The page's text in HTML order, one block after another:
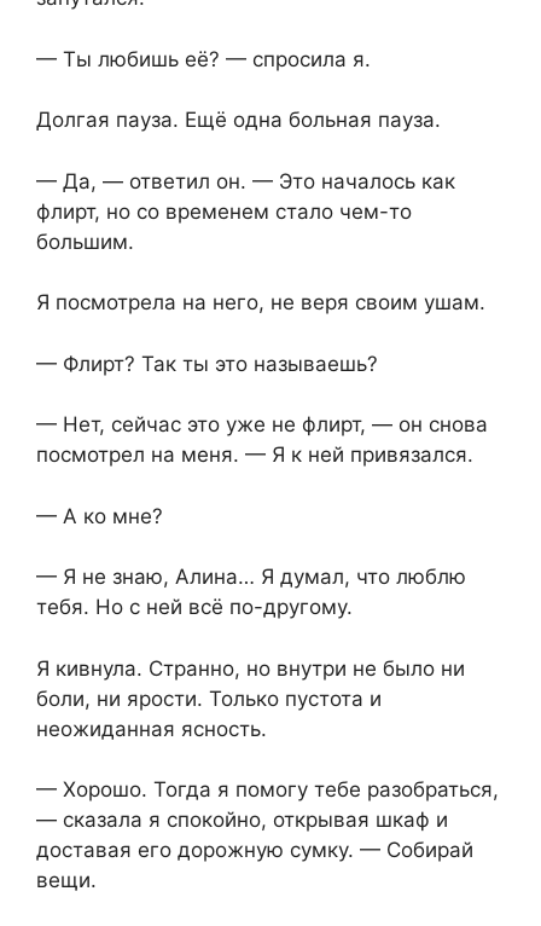
— Ты любишь её? — спросила я.
Долгая пауза. Ещё одна больная пауза.
— Да, — ответил он. — Это началось как
флирт, но со временем стало чем-то
большим.
Я посмотрела на него, не веря своим ушам.
— Флирт? Так ты это называешь?
— Нет, сейчас это уже не флирт, — он снова
посмотрел на меня. — Я к ней привязался.
— А ко мне?
— Я не знаю, Алина… Я думал, что люблю
тебя. Но с ней всё по-другому.
Я кивнула. Странно, но внутри не было ни
боли, ни ярости. Только пустота и
неожиданная ясность.
— Хорошо. Тогда я помогу тебе разобраться,
— сказала я спокойно, открывая шкаф и
доставая его дорожную сумку. — Собирай
вещи.